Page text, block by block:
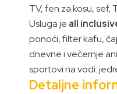
TV, fen za kosu, sef,
Usluga je all
ponoći, filter kafu,
dnevne i večernje
sportovi na vodi:
Detaljne